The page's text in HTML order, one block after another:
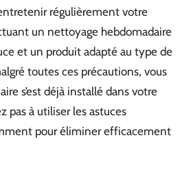
régulièrement votre
un nettoyage hebdomadaire
et un produit adapté au type de
toutes ces précautions, vous
s’est déjà installé dans votre
pas à utiliser les astuces
pour éliminer efficacement